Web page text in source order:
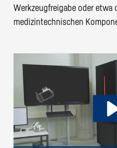
Werkzeugfreigabe oder etwa
medizintechnischen